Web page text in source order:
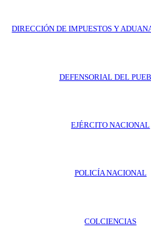
DIRECCIÓN DE IMPUESTOS Y
DEFENSORIAL DEL
EJÉRCITO NACIONAL
POLICÍA NACIONAL
COLCIENCIAS